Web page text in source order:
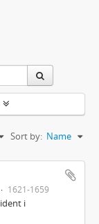
Sort by: Name
1621-1659
i